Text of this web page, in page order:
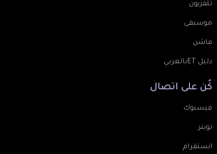
تلفزيون
موسيقى
فاشن
دليل ETبالعربي
كُن على اتصال
فيسبوك
تويتر
انستقرام